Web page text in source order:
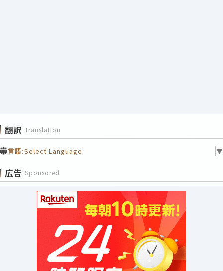
翻訳 Translation
言語:Select Language ▼
広告 Sponsored